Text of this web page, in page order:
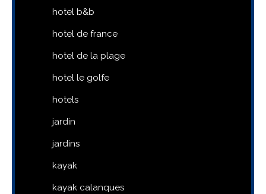
hotel b&b
hotel de france
hotel de la plage
hotel le golfe
hotels
jardin
jardins
kayak
kayak calanques